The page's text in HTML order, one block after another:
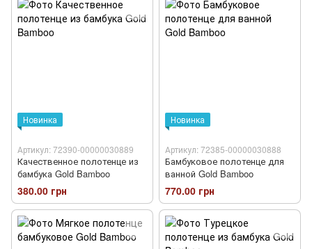
Новинка
Артикул: 72390-00000030889
Качественное полотенце из
бамбука Gold Bamboo
380.00 грн
Новинка
Артикул: 72385-00000030888
Бамбуковое полотенце для
ванной Gold Bamboo
770.00 грн